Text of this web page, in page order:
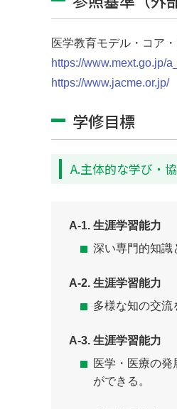
医学教育モデル・コア
https://www.mext.go.jp/
https://www.jacme.or.jp/
学修目標
A.主体的な学び・
A-1. 生涯学習能力
深い専門的知識
A-2. 生涯学習能力
多様な知の交流
A-3. 生涯学習能力
医学・医療の
ができる。